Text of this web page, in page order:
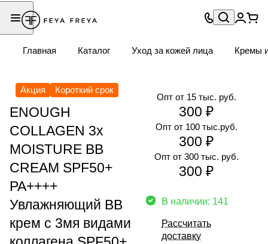
Главная Каталог Уход за кожей лица Кремы
Акция Короткий срок
ENOUGH
COLLAGEN 3x
MOISTURE BB
CREAM SPF50+
PA++++
Увлажняющий ВВ
крем с 3мя видами
Опт от 300 тыс. руб.
300 ₽
Опт от 15 тыс. руб.
300 ₽
Опт от 100 тыс.руб.
300 ₽
В наличии: 141
Рассчитать
доставку